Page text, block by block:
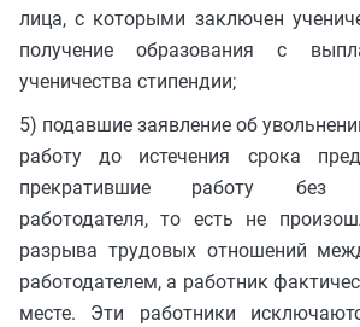
лица, с которыми заключен
получение образования с
ученичества стипендии;
5) подавшие заявление об
работу до истечения срока
прекратившие работу без
работодателя, то есть не
разрыва трудовых отношений
работодателем, а работник
месте. Эти работники